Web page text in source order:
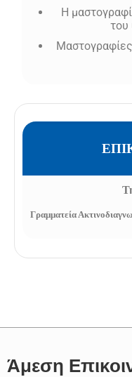
Η
του
Γραμματεία
Άμεση